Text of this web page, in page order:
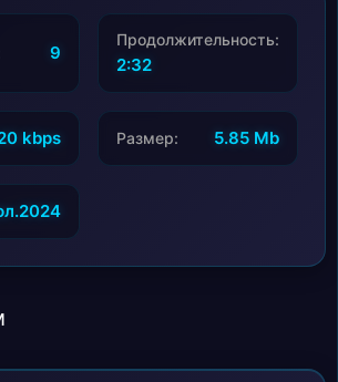
9
Продолжительность:
2:32
kbps Размер: 5.85 Mb